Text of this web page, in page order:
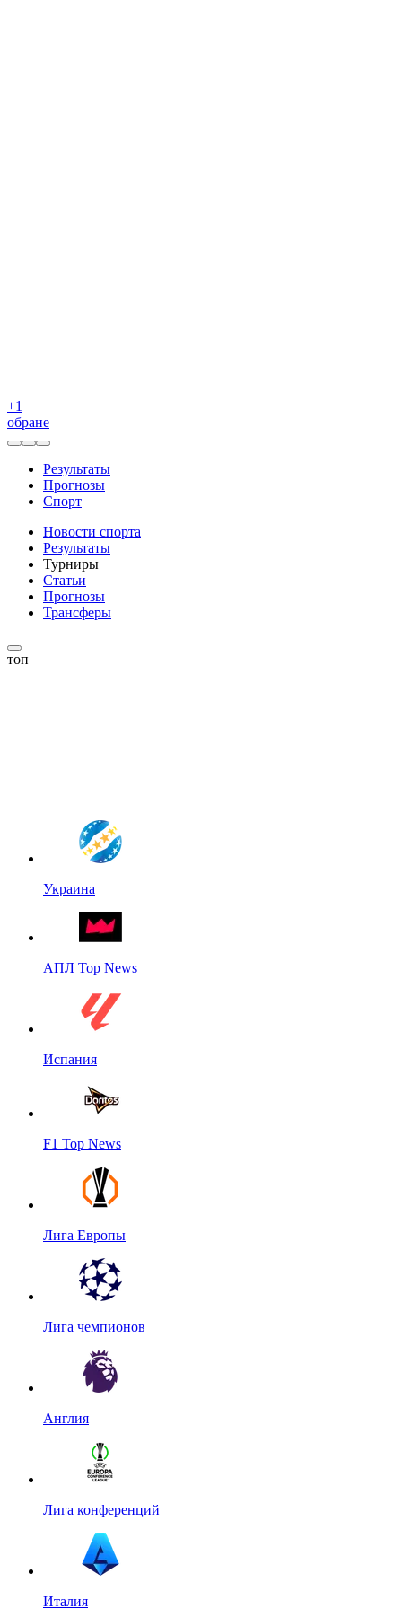
+1
обране
Результаты
Прогнозы
Спорт
Новости спорта
Результаты
Турниры
Статьи
Прогнозы
Трансферы
топ
Украина
АПЛ Top News
Испания
F1 Top News
Лига Европы
Лига чемпионов
Англия
Лига конференций
Италия